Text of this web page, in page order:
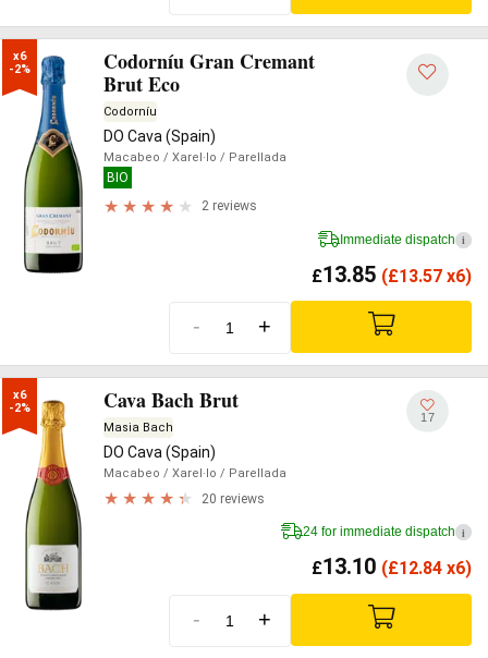
x6
-2%
Codorníu Gran Cremant
Brut Eco
Codorníu
DO Cava (Spain)
Macabeo / Xarel·lo / Parellada
BIO
2 reviews
Immediate dispatch i
£13.85 (£13.57 x6)
- +
x6
-2%
Cava Bach Brut
Masia Bach
DO Cava (Spain)
Macabeo / Xarel·lo / Parellada
20 reviews
17
24 for immediate dispatch i
£13.10 (£12.84 x6)
- +